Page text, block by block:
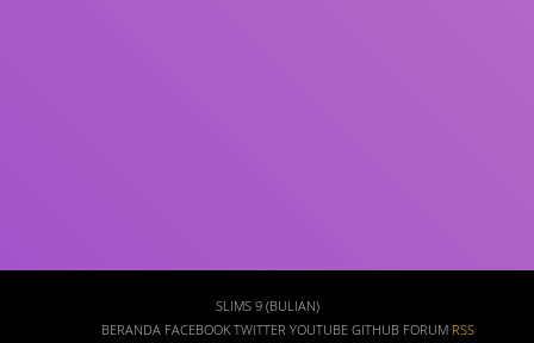
SLIMS 9 (BULIAN)
BERANDA FACEBOOK TWITTER YOUTUBE GITHUB FORUM RSS